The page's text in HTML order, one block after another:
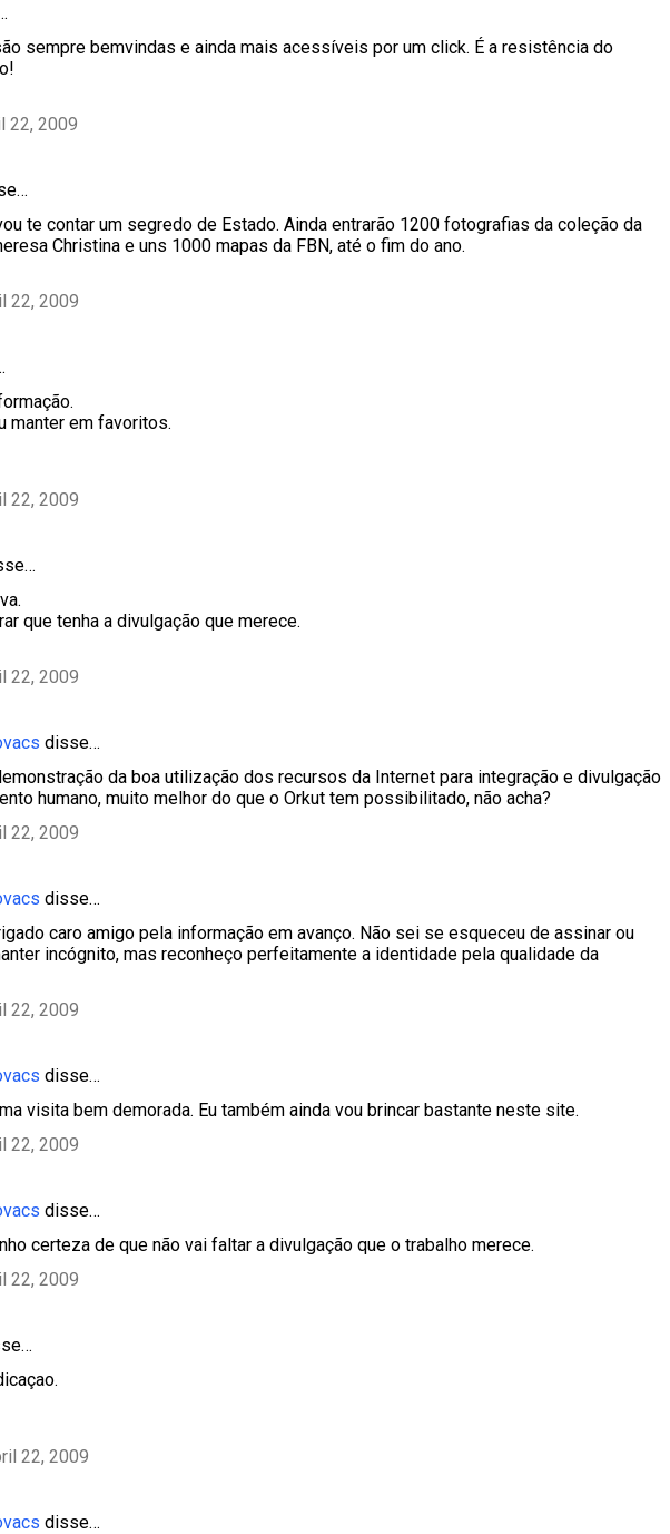
sempre bemvindas e ainda mais acessíveis por um click. É a resistência do
22, 2009
te contar um segredo de Estado. Ainda entrarão 1200 fotografias da coleção da
Christina e uns 1000 mapas da FBN, até o fim do ano.
22, 2009
manter em favoritos.
22, 2009
que tenha a divulgação que merece.
22, 2009
disse…
da boa utilização dos recursos da Internet para integração e divulgação
humano, muito melhor do que o Orkut tem possibilitado, não acha?
22, 2009
disse…
caro amigo pela informação em avanço. Não sei se esqueceu de assinar ou
incógnito, mas reconheço perfeitamente a identidade pela qualidade da
22, 2009
disse…
visita bem demorada. Eu também ainda vou brincar bastante neste site.
22, 2009
disse…
certeza de que não vai faltar a divulgação que o trabalho merece.
22, 2009
22, 2009
disse…